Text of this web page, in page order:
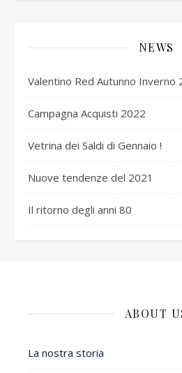
NEWS
Valentino Red Autunno Inverno
Campagna Acquisti 2022
Vetrina dei Saldi di Gennaio !
Nuove tendenze del 2021
Il ritorno degli anni 80
ABOUT
La nostra storia